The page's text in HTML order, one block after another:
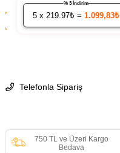
5x 219.97₺ = 1.099,83₺
% 3 İndirim
Telefonla Sipariş
750 TL ve Üzeri Kargo
Bedava